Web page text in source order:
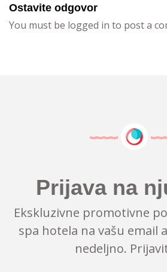
Ostavite odgovor
You must be logged in to post a
Prijava na
Ekskluzivne promotivne
spa hotela na vašu email
nedeljno.